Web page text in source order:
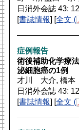
日消外会誌 43:
[書誌情報] [全文 (
症例報告
術後補助化学療
泌細胞癌の1例
才川 大介, 橋
日消外会誌 43:
[書誌情報] [全文 (